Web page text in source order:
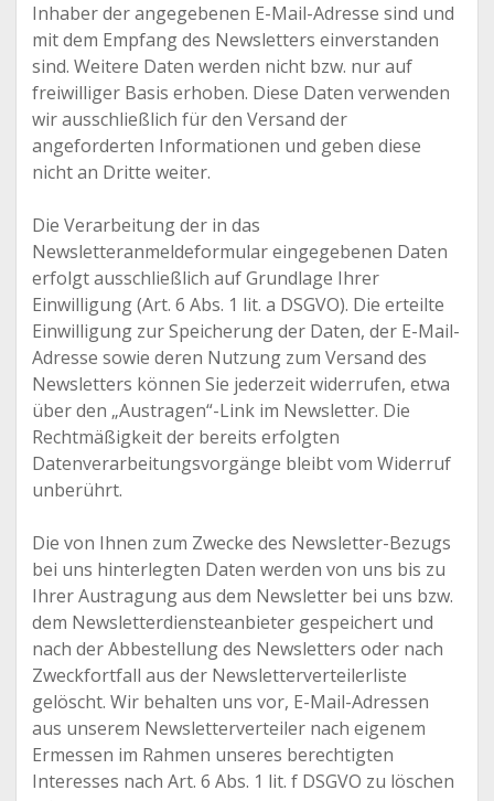
Inhaber der angegebenen E-Mail-Adresse sind und
mit dem Empfang des Newsletters einverstanden
sind. Weitere Daten werden nicht bzw. nur auf
freiwilliger Basis erhoben. Diese Daten verwenden
wir ausschließlich für den Versand der
angeforderten Informationen und geben diese
nicht an Dritte weiter.
Die Verarbeitung der in das
Newsletteranmeldeformular eingegebenen Daten
erfolgt ausschließlich auf Grundlage Ihrer
Einwilligung (Art. 6 Abs. 1 lit. a DSGVO). Die erteilte
Einwilligung zur Speicherung der Daten, der E-Mail-
Adresse sowie deren Nutzung zum Versand des
Newsletters können Sie jederzeit widerrufen, etwa
über den „Austragen“-Link im Newsletter. Die
Rechtmäßigkeit der bereits erfolgten
Datenverarbeitungsvorgänge bleibt vom Widerruf
unberührt.
Die von Ihnen zum Zwecke des Newsletter-Bezugs
bei uns hinterlegten Daten werden von uns bis zu
Ihrer Austragung aus dem Newsletter bei uns bzw.
dem Newsletterdiensteanbieter gespeichert und
nach der Abbestellung des Newsletters oder nach
Zweckfortfall aus der Newsletterverteilerliste
gelöscht. Wir behalten uns vor, E-Mail-Adressen
aus unserem Newsletterverteiler nach eigenem
Ermessen im Rahmen unseres berechtigten
Interesses nach Art. 6 Abs. 1 lit. f DSGVO zu löschen